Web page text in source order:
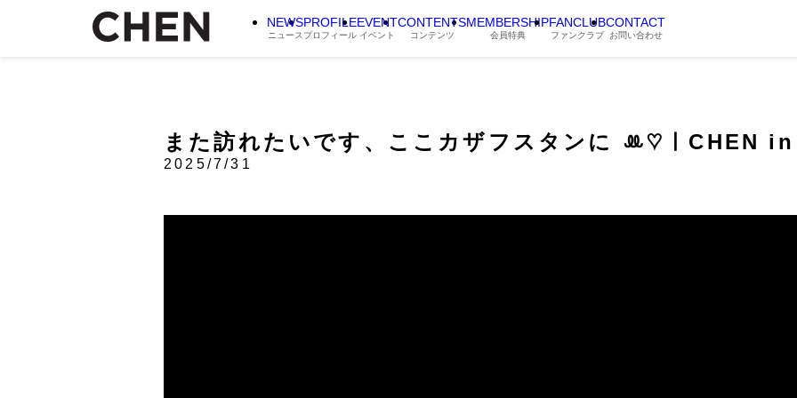
NEWS
ニュース
PROFILE
プロフィール
EVENT
イベント
CONTENTS
コンテンツ
MEMBERSHIP
会員特典
FANCLUB
ファンクラブ
CONTACT
お問い合わせ
また訪れたいです、ここカザフスタンに ꔛ♡ㅣCHEN
2025/7/31